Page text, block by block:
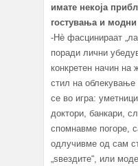
имате некоја
гостувања и
-Нè фасцинираат
поради лични
конкретен начин на
стил на
се во игра:
доктори, банкари,
спомнавме погоре,
одлучивме од сам
„ѕвездите“, или